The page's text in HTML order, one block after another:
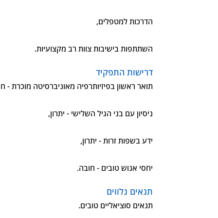
הדרכות למטפלים,
השתתפות בישיבות צוות רב מקצועיות.
דרישות התפקיד
תואר ראשון בפיזיותרפיה מאוניברסיטה מוכרת -
ניסיון עם בני הגיל השלישי - יתרון,
ידע בשפות זרות - יתרון,
יחסי אנוש טובים - חובה.
תנאים נלווים
תנאים סוציאליים טובים.